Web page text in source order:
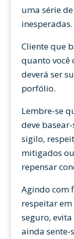
uma série
inesperadas.
Cliente que
quanto você
deverá ser
porfólio.
Lembre-se
deve
sigilo,
mitigados
repensar
Agindo com
respeitar em
seguro, evita
ainda sente-